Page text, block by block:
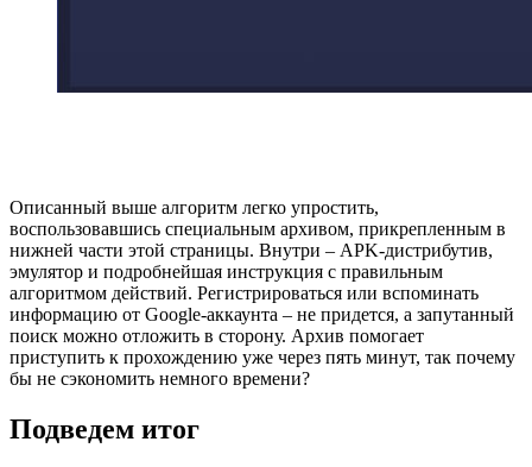
Описанный выше алгоритм легко упростить,
воспользовавшись специальным архивом, прикрепленным в
нижней части этой страницы. Внутри – APK-дистрибутив,
эмулятор и подробнейшая инструкция с правильным
алгоритмом действий. Регистрироваться или вспоминать
информацию от Google-аккаунта – не придется, а запутанный
поиск можно отложить в сторону. Архив помогает
приступить к прохождению уже через пять минут, так почему
бы не сэкономить немного времени?
Подведем итог